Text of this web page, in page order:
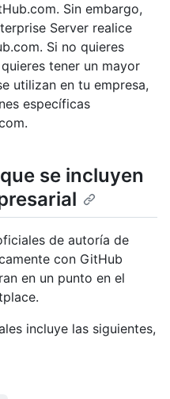
Sin embargo,
Server realice
Si no quieres
tener un mayor
utilizan en tu empresa,
específicas
se incluyen
de autoría de
con GitHub
en un punto en el
incluye las siguientes,